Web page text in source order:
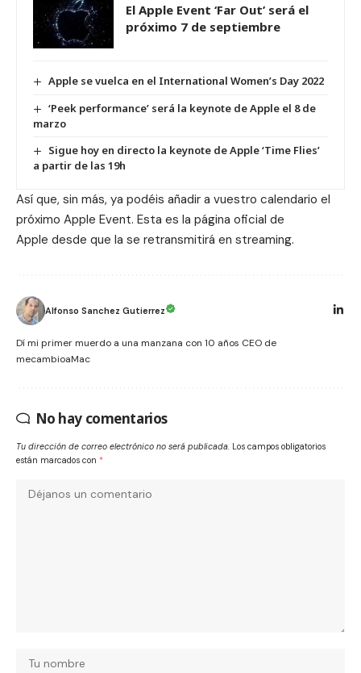
El Apple Event ‘Far Out’ será el
próximo 7 de septiembre
Apple se vuelca en el International Women’s Day 2022
‘Peek performance’ será la keynote de Apple el 8 de
marzo
Sigue hoy en directo la keynote de Apple ‘Time Flies’
a partir de las 19h
Así que, sin más, ya podéis añadir a vuestro calendario el
próximo Apple Event. Esta es la página oficial de
Apple desde que la se retransmitirá en streaming.
Alfonso Sanchez Gutierrez
Dí mi primer muerdo a una manzana con 10 años CEO de
mecambioaMac
No hay comentarios
Tu dirección de correo electrónico no será publicada. Los campos obligatorios
están marcados con *